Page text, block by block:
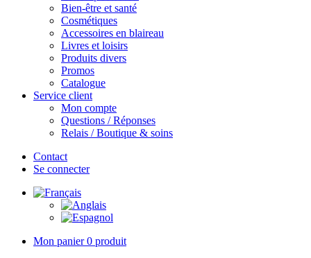
Bien-être et santé
Cosmétiques
Accessoires en blaireau
Livres et loisirs
Produits divers
Promos
Catalogue
Service client
Mon compte
Questions / Réponses
Relais / Boutique & soins
Contact
Se connecter
Mon panier0 produit